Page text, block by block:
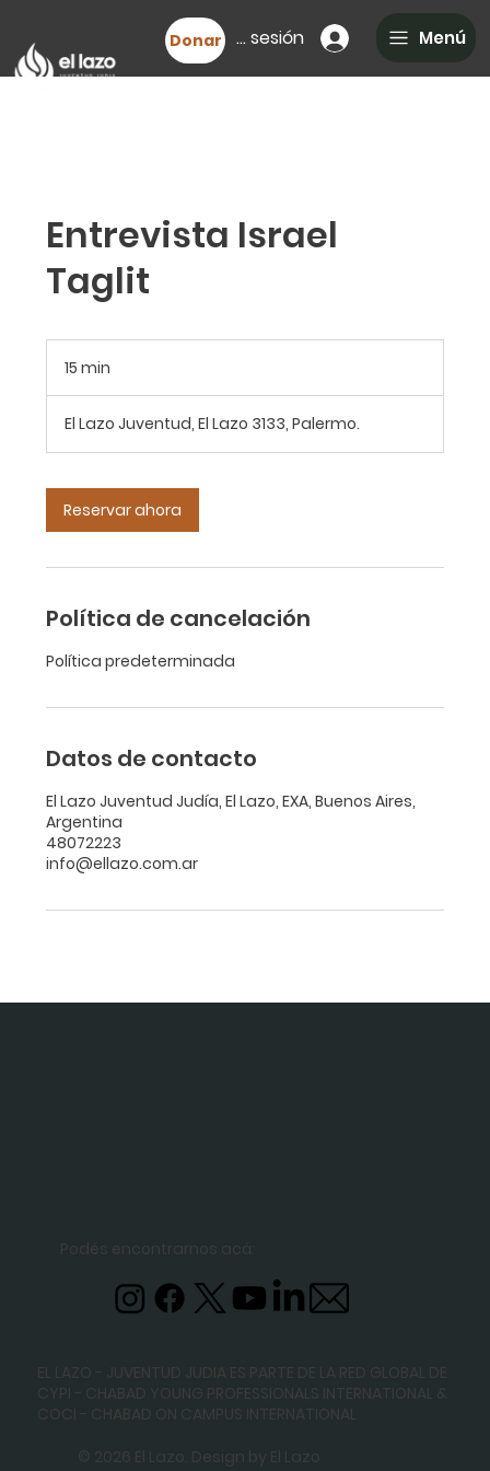
Iniciar sesión Menú
Donar
Entrevista Israel
Taglit
15 min
m
i
El Lazo Juventud, El Lazo 3133, Palermo.
Reservar ahora
Política de cancelación
Política predeterminada
Datos de contacto
El Lazo Juventud Judía, El Lazo, EXA, Buenos Aires,
Argentina
48072223
info@ellazo.com.ar
Podés encontrarnos acá:
© 2026 El Lazo. Design by El Lazo
EL LAZO - JUVENTUD JUDIA ES PARTE DE LA RED GLOBAL DE
CYPI - CHABAD YOUNG PROFESSIONALS INTERNATIONAL &
COCI - CHABAD ON CAMPUS INTERNATIONAL